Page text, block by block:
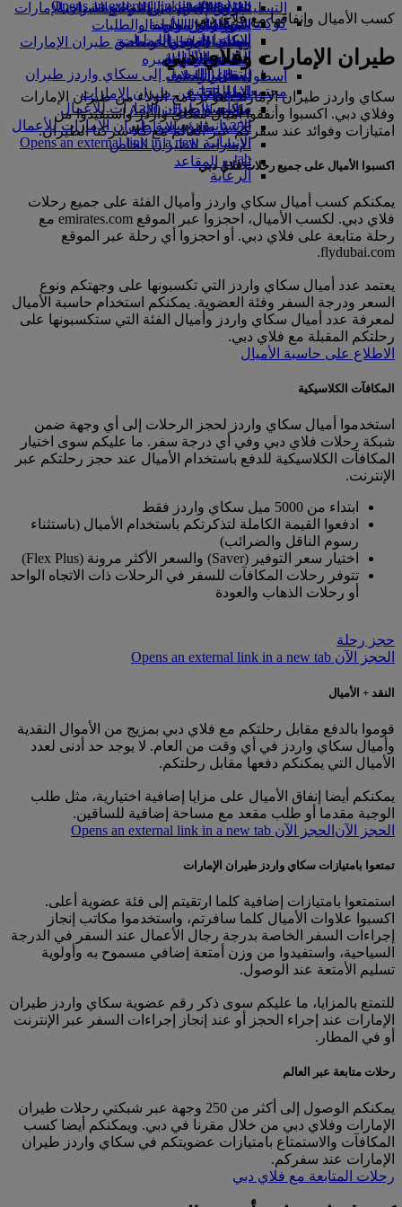
تناول الطعام في الدرجة السياحية
الممتازة
وجبات الدرجة السياحية
المشروبات
أسطول طائراتنا
بوينج 777
طائرة الإمارات A380
A350 طائرة الإمارات
الإمارات للطيران الخاص
توزيع المقاعد
السوق الحرة
متجرنا الرسمي
التسلية للأطفال
الترفيه عن الأطفال
ألعاب الأطفال
أنشطة للأطفال
in a new tab
كوكبنا
الاستدامة في العمليات
السياسة البيئية
التقارير البيئية
مجتمعاتنا المحلية
مؤسسة طيران الإمارات للأعمال
الإنسانيةمؤسسة طيران الإمارات للأعمال
الإنسانية Opens an external link in a new
tab
الرعاية
Opens an external link in a new tab
شركاؤنا
سكاي واردز رايل
حاسبة الأميال
تسجيل الدخول إلى سكاي واردز طيران
الإمارات
سكاي واردز+
السفر لأصحاب الهمم مع طيران الإمارات
المساعدة الخاصة والطلبات
تجربتكم على متن الطائرة
الأدوات والموارد
الهاتف المتحرك وتطبيق طيران الإمارات
إلغاء حجز أو تغييره
تعطل الرحلات
معلومات عن طيران الإمارات
كسب الأميال وإنفاقها مع فلاي دبي
طيران الإمارات وفلاي دبي
سكاي واردز طيران الإمارات هو برنامج الولاء من طيران الإمارات
وفلاي دبي. اكسبوا وأنفقوا أميال سكاي واردز واستفيدوا من
امتيازات وفوائد عند سفركم عبر العالم مع كلا شركتا الطيران.
اكسبوا الأميال على جميع رحلات فلاي دبي
يمكنكم كسب أميال سكاي واردز وأميال الفئة على جميع رحلات
فلاي دبي. لكسب الأميال، احجزوا عبر الموقع emirates.com مع
رحلة متابعة على فلاي دبي. أو احجزوا أي رحلة عبر الموقع
flydubai.com.
يعتمد عدد أميال سكاي واردز التي تكسبونها على وجهتكم ونوع
السعر ودرجة السفر وفئة العضوية. يمكنكم استخدام حاسبة الأميال
لمعرفة عدد أميال سكاي واردز وأميال الفئة التي ستكسبونها على
رحلتكم المقبلة مع فلاي دبي.
الاطلاع على حاسبة الأميال
المكافآت الكلاسيكية
استخدموا أميال سكاي واردز لحجز الرحلات إلى أي وجهة ضمن
شبكة رحلات فلاي دبي وفي أي درجة سفر. ما عليكم سوى اختيار
المكافآت الكلاسيكية للدفع باستخدام الأميال عند حجز رحلتكم عبر
الإنترنت.
ابتداء من 5000 ميل سكاي واردز فقط
ادفعوا القيمة الكاملة لتذكرتكم باستخدام الأميال (باستثناء
رسوم الناقل والضرائب)
اختيار سعر التوفير (Saver) والسعر الأكثر مرونة (Flex Plus)
تتوفر رحلات المكافآت للسفر في الرحلات ذات الاتجاه الواحد
أو رحلات الذهاب والعودة
حجز رحلة
الحجز الآن Opens an external link in a new tab
النقد + الأميال
قوموا بالدفع مقابل رحلتكم مع فلاي دبي بمزيج من الأموال النقدية
وأميال سكاي واردز في أي وقت من العام. لا يوجد حد أدنى لعدد
الأميال التي يمكنكم دفعها مقابل رحلتكم.
يمكنكم أيضا إنفاق الأميال على مزايا إضافية اختيارية، مثل طلب
الوجبة مقدما أو طلب مقعد مع مساحة إضافية للساقين.
الحجز الآن الحجز الآن Opens an external link in a new tab
تمتعوا بامتيازات سكاي واردز طيران الإمارات
استمتعوا بامتيازات إضافية كلما ارتقيتم إلى فئة عضوية أعلى.
اكسبوا علاوات الأميال كلما سافرتم، واستخدموا مكاتب إنجاز
إجراءات السفر الخاصة بدرجة رجال الأعمال عند السفر في الدرجة
السياحية، واستفيدوا من وزن أمتعة إضافي مسموح به وأولوية
تسليم الأمتعة عند الوصول.
للتمتع بالمزايا، ما عليكم سوى ذكر رقم عضوية سكاي واردز طيران
الإمارات عند إجراء الحجز أو عند إنجاز إجراءات السفر عبر الإنترنت
أو في المطار.
رحلات متابعة عبر العالم
يمكنكم الوصول إلى أكثر من 250 وجهة عبر شبكتي رحلات طيران
الإمارات وفلاي دبي من خلال مقرنا في دبي. ويمكنكم أيضا كسب
المكافآت والاستمتاع بامتيازات عضويتكم في سكاي واردز طيران
الإمارات عند سفركم.
رحلات المتابعة مع فلاي دبي